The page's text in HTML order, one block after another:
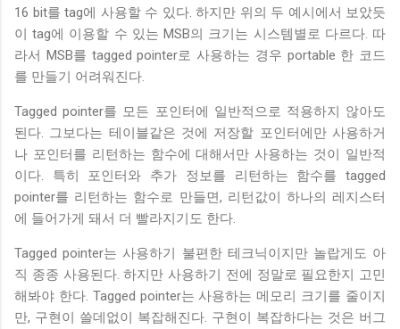
16 bit를 tag에 사용할 수 있다. 하지만 위의 두 예시에서 보았듯
이 tag에 이용할 수 있는 MSB의 크기는 시스템별로 다르다. 따
라서 MSB를 tagged pointer로 사용하는 경우 portable 한 코드
를 만들기 어려워진다.
Tagged pointer를 모든 포인터에 일반적으로 적용하지 않아도
된다. 그보다는 테이블같은 것에 저장할 포인터에만 사용하거
나 포인터를 리턴하는 함수에 대해서만 사용하는 것이 일반적
이다. 특히 포인터와 추가 정보를 리턴하는 함수를 tagged
pointer를 리턴하는 함수로 만들면, 리턴값이 하나의 레지스터
에 들어가게 돼서 더 빨라지기도 한다.
Tagged pointer는 사용하기 불편한 테크닉이지만 놀랍게도 아
직 종종 사용된다. 하지만 사용하기 전에 정말로 필요한지 고민
해봐야 한다. Tagged pointer는 사용하는 메모리 크기를 줄이지
만, 구현이 쓸데없이 복잡해진다. 구현이 복잡하다는 것은 버그